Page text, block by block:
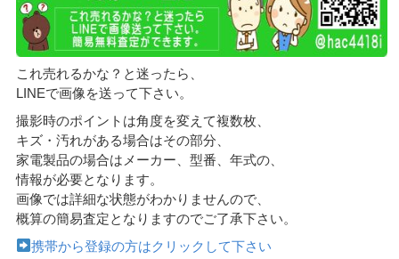
これ売れるかな？と迷ったら、
LINEで画像を送って下さい。
撮影時のポイントは角度を変えて複数枚、
キズ・汚れがある場合はその部分、
家電製品の場合はメーカー、型番、年式の、
情報が必要となります。
画像では詳細な状態がわかりませんので、
概算の簡易査定となりますのでご了承下さい。
携帯から登録の方はクリックして下さい